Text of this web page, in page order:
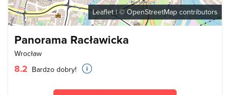
Leaflet| © OpenStreetMap contributors
Panorama Racławicka
Wrocław
8.2 Bardzo dobry!